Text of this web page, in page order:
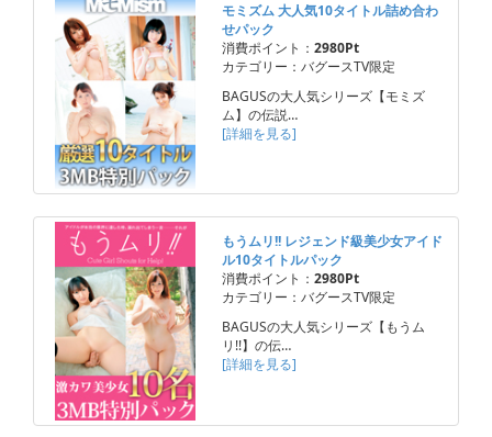
モミズム 大人気10タイトル詰め合わ
せパック
消費ポイント： 2980Pt
カテゴリー：バグースTV限定
BAGUSの大人気シリーズ【モミズ
ム】の伝説…
[詳細を見る]
もうムリ!! レジェンド級美少女アイド
ル10タイトルパック
消費ポイント： 2980Pt
カテゴリー：バグースTV限定
BAGUSの大人気シリーズ【もうム
リ!!】の伝…
[詳細を見る]